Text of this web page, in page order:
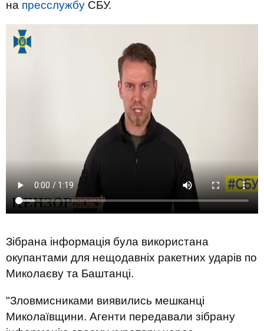
на пресслужбу СБУ.
Зібрана інформація була використана
окупантами для нещодавніх ракетних ударів по
Миколаєву та Баштанці.
"Зловмисниками виявились мешканці
Миколаївщини. Агенти передавали зібрану